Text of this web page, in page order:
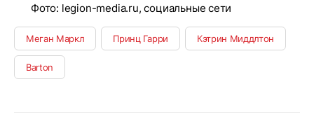
Фото: legion-media.ru, социальные сети
Меган Маркл Принц Гарри Кэтрин Миддлтон
Barton